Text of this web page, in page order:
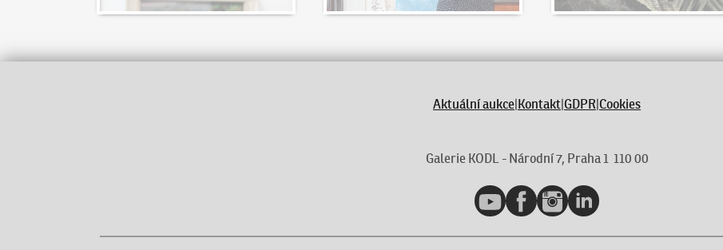
Aktuální aukce|Kontakt|GDPR|Cookies
Galerie KODL - Národní 7, Praha 1 110 00
YouTubeFacebookInstagramLinkedIn